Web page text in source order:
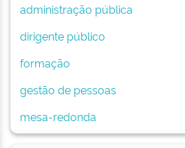
administração pública
dirigente público
formação
gestão de pessoas
mesa-redonda